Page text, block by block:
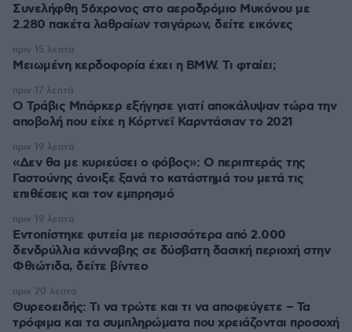
Συνελήφθη 56χρονος στο αεροδρόμιο Μυκόνου με
2.280 πακέτα λαθραίων τσιγάρων, δείτε εικόνες
Μειωμένη κερδοφορία έχει η BMW. Τι φταίει;
πριν 15 λεπτά
O Τράβις Μπάρκερ εξήγησε γιατί αποκάλυψαν τώρα την
αποβολή που είχε η Κόρτνεϊ Καρντάσιαν το 2021
πριν 17 λεπτά
«Δεν θα με κυριεύσει ο φόβος»: Ο περιπτεράς της
Γαστούνης άνοιξε ξανά το κατάστημά του μετά τις
επιθέσεις και τον εμπρησμό
πριν 19 λεπτά
Εντοπίστηκε φυτεία με περισσότερα από 2.000
δενδρύλλια κάνναβης σε δύσβατη δασική περιοχή στην
Φθιώτιδα, δείτε βίντεο
πριν 19 λεπτά
Θυρεοειδής: Τι να τρώτε και τι να αποφεύγετε – Τα
τρόφιμα και τα συμπληρώματα που χρειάζονται προσοχή
πριν 20 λεπτά